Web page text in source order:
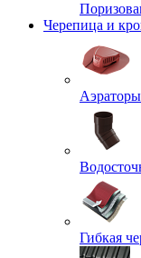
Черепица и
Аэраторы
Гибкая